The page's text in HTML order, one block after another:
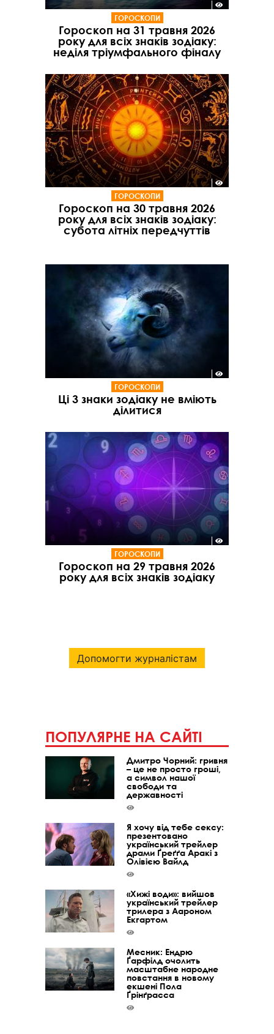
ГОРОСКОПИ
Гороскоп на 31 травня 2026
року для всіх знаків зодіаку:
неділя тріумфального фіналу
ГОРОСКОПИ
Гороскоп на 30 травня 2026
року для всіх знаків зодіаку:
субота літніх передчуттів
ГОРОСКОПИ
Ці 3 знаки зодіаку не вміють
ділитися
ГОРОСКОПИ
Гороскоп на 29 травня 2026
року для всіх знаків зодіаку
Допомогти журналістам
ПОПУЛЯРНЕ НА САЙТІ
Дмитро Чорний: гривня
– це не просто гроші,
а символ нашої
свободи та
державності
Я хочу від тебе сексу:
презентовано
український трейлер
драми Ґреґґа Аракі з
Олівією Вайлд
«Хижі води»: вийшов
український трейлер
трилера з Аароном
Екгартом
Месник: Ендрю
Ґарфілд очолить
масштабне народне
повстання в новому
екшені Пола
Ґрінґрасса